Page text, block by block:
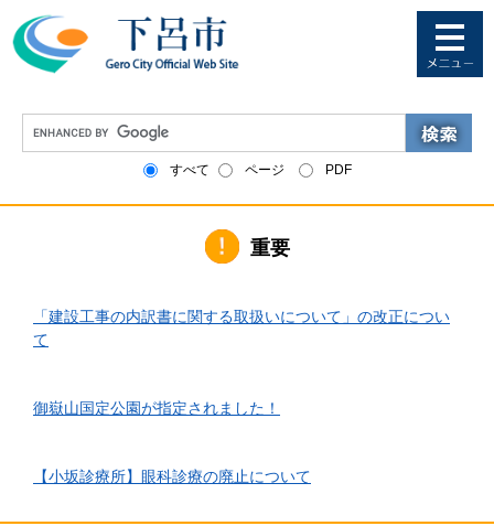
ー
ニ
l
検
すべて ページ PDF
重要
「建設工事の内訳書に関する取扱いについて」の改正につい
て
御嶽山国定公園が指定されました！
【小坂診療所】眼科診療の廃止について